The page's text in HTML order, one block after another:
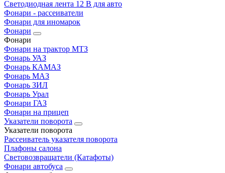
Светодиодная лента 12 В для авто
Фонари - рассеиватели
Фонари для иномарок
Фонари
Фонари
Фонари на трактор МТЗ
Фонарь УАЗ
Фонарь КАМАЗ
Фонарь МАЗ
Фонарь ЗИЛ
Фонарь Урал
Фонари ГАЗ
Фонари на прицеп
Указатели поворота
Указатели поворота
Рассеиватель указателя поворота
Плафоны салона
Световозвращатели (Катафоты)
Фонари автобуса